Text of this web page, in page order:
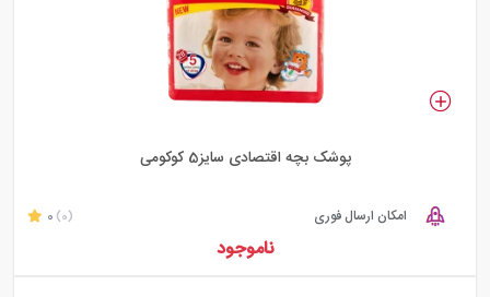
پوشک بچه اقتصادی سایز5 کوکومی
امکان ارسال فوری 0 (0)
ناموجود